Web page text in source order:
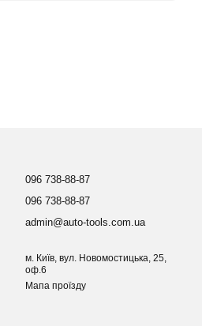
096 738-88-87
096 738-88-87
admin@auto-tools.com.ua
м. Київ, вул. Новомостицька, 25,
оф.6
Мапа проїзду